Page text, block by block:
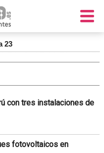
23
con tres instalaciones de
fotovoltaicos en